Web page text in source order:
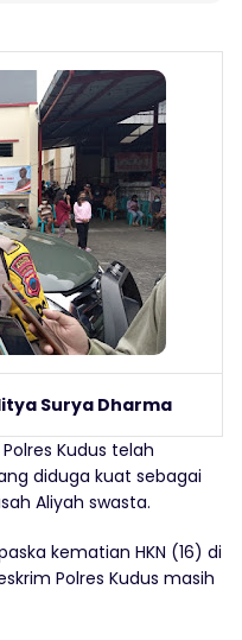
Surya Dharma
Kudus telah
diduga kuat sebagai
Aliyah swasta.
kematian HKN (16) di
Polres Kudus masih